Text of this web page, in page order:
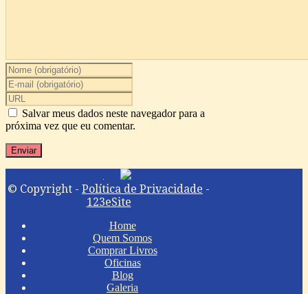
Salvar meus dados neste navegador para a
próxima vez que eu comentar.
© Copyright - Política de Privacidade -
123eSite
Home
Quem Somos
Comprar Livros
Oficinas
Blog
Galeria